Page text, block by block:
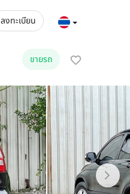
ลงทะเบียน
ขายรถ